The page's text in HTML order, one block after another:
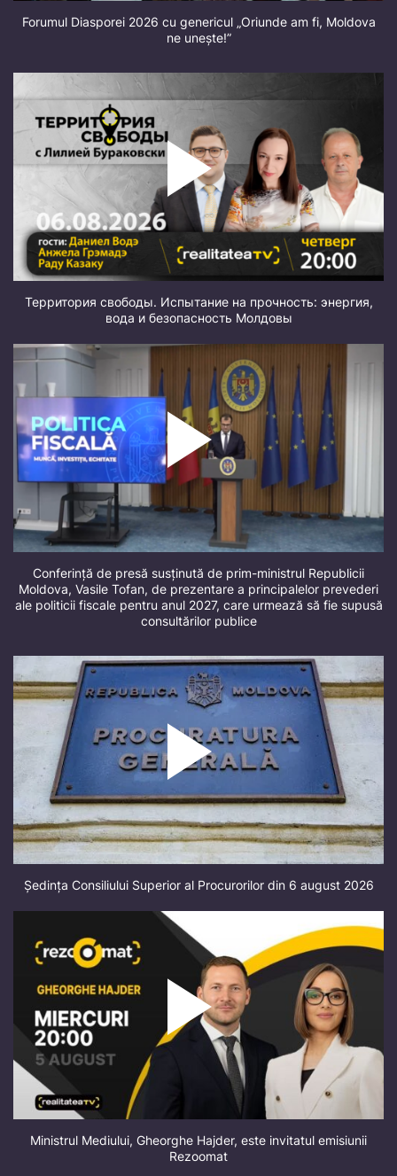
Forumul Diasporei 2026 cu genericul „Oriunde am fi, Moldova
ne unește!”
Территория свободы. Испытание на прочность: энергия,
вода и безопасность Молдовы
Conferință de presă susținută de prim-ministrul Republicii
Moldova, Vasile Tofan, de prezentare a principalelor prevederi
ale politicii fiscale pentru anul 2027, care urmează să fie supusă
consultărilor publice
Ședința Consiliului Superior al Procurorilor din 6 august 2026
Ministrul Mediului, Gheorghe Hajder, este invitatul emisiunii
Rezoomat